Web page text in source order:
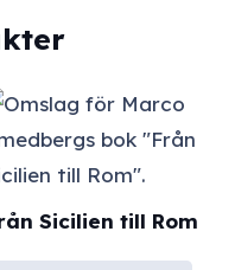
Sicilien till Rom